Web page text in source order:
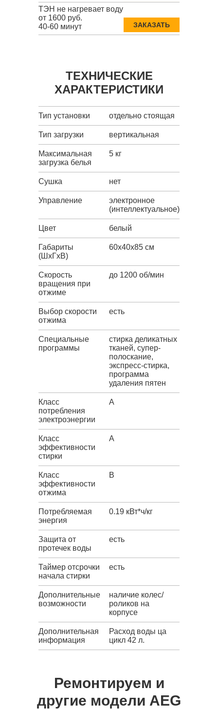
ТЭН не нагревает воду
от 1600 руб.
40-60 минут
ЗАКАЗАТЬ
ТЕХНИЧЕСКИЕ
ХАРАКТЕРИСТИКИ
Тип установки отдельно стоящая
Тип загрузки вертикальная
Максимальная
загрузка белья
5 кг
Сушка нет
Управление
электронное
(интеллектуальное)
Цвет белый
Габариты
(ШxГxВ)
60x40x85 см
Скорость
вращения при
отжиме
до 1200 об/мин
Выбор скорости
отжима
есть
Специальные
программы
стирка деликатных
тканей, супер-
полоскание,
экспресс-стирка,
программа
удаления пятен
Класс
потребления
электроэнергии
A
Класс
эффективности
стирки
A
Класс
эффективности
отжима
B
Потребляемая
энергия
0.19 кВт*ч/кг
Защита от
протечек воды
есть
Таймер отсрочки
начала стирки
есть
Дополнительные
возможности
наличие колес/
роликов на
корпусе
Дополнительная
информация
Расход воды ца
цикл 42 л.
Ремонтируем и
другие модели AEG